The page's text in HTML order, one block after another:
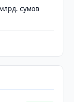
сумов